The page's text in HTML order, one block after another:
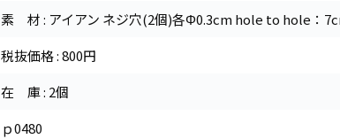
素 材 : アイアン ネジ穴(2個)各Φ0.3cm hole to hole：
税抜価格 : 800円
在 庫 : 2個
ｐ0480